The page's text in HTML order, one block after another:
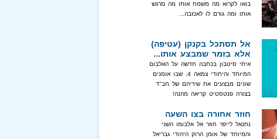
בואו לקרוא מה משמח אותו מה מרגש
אותו ומה גורם לו לאכזבה...
אל תסתכל בקנקן (עטיפה)
אלא בזמר שמבצע אותו...
איתי סיטבון בכתבה חדשה על האלבום
המיוחד והיחודי צמאה 4, שבו אומנים
שונים מבצעים את שיריהם של חב"ד
בצורה פנטסטיט קריאה מהנה!
חוזר אחורה בצו השעה
נתנאל לייפר חוזר אל אלבומו השני
והמיוחד של אומן הרוק היהודי גבריאל